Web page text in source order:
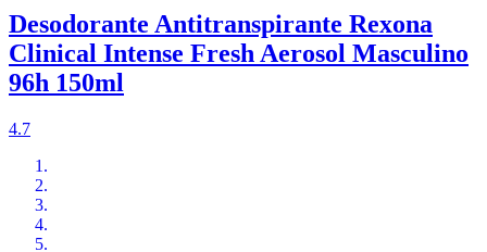
Desodorante Antitranspirante Rexona
Clinical Intense Fresh Aerosol Masculino
96h 150ml
4.7